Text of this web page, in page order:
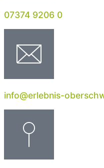
07374 9206 0
info@erlebnis-